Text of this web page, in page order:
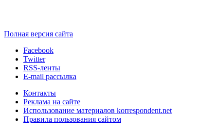
Полная версия сайта
Facebook
Twitter
RSS-ленты
E-mail рассылка
Контакты
Реклама на сайте
Использование материалов korrespondent.net
Правила пользования сайтом